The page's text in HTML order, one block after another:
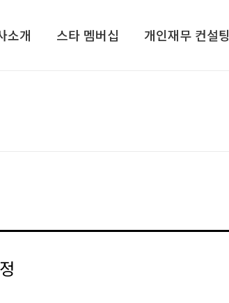
소개 스타 멤버십
스타리치 시니어 채널
개인재무 컨설팅